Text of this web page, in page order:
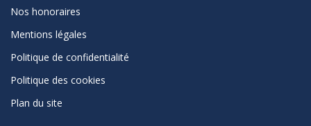
Nos honoraires
Mentions légales
Politique de confidentialité
Politique des cookies
Plan du site